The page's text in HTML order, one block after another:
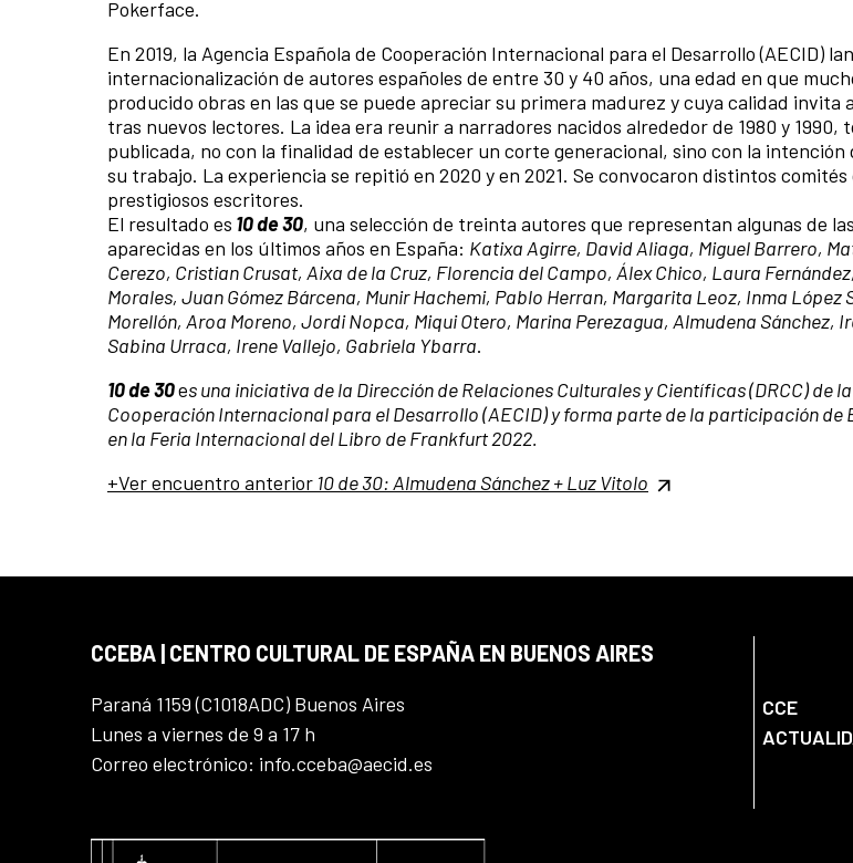
Pokerface.
En 2019, la Agencia Española de Cooperación Internacional para el Desarrollo (AECID)
internacionalización de autores españoles de entre 30 y 40 años, una edad en que
producido obras en las que se puede apreciar su primera madurez y cuya calidad
tras nuevos lectores. La idea era reunir a narradores nacidos alrededor de 1980 y 1990,
publicada, no con la finalidad de establecer un corte generacional, sino con la intención
su trabajo. La experiencia se repitió en 2020 y en 2021. Se convocaron distintos
prestigiosos escritores.
El resultado es 10 de 30, una selección de treinta autores que representan algunas de
aparecidas en los últimos años en España: Katixa Agirre, David Aliaga, Miguel Barrero,
Cerezo, Cristian Crusat, Aixa de la Cruz, Florencia del Campo, Álex Chico, Laura
Morales, Juan Gómez Bárcena, Munir Hachemi, Pablo Herran, Margarita Leoz, Inma López
Morellón, Aroa Moreno, Jordi Nopca, Miqui Otero, Marina Perezagua, Almudena Sánchez,
Sabina Urraca, Irene Vallejo, Gabriela Ybarra.
10 de 30es una iniciativa de la Dirección de Relaciones Culturales y Científicas (DRCC) de
Cooperación Internacional para el Desarrollo (AECID) y forma parte de la participación de
en la Feria Internacional del Libro de Frankfurt 2022.
+Ver encuentro anterior 10 de 30: Almudena Sánchez + Luz Vitolo
CCEBA | CENTRO CULTURAL DE ESPAÑA EN BUENOS AIRES
Paraná 1159 (C1018ADC) Buenos Aires
Lunes a viernes de 9 a 17 h
Correo electrónico: info.cceba@aecid.es
CCE